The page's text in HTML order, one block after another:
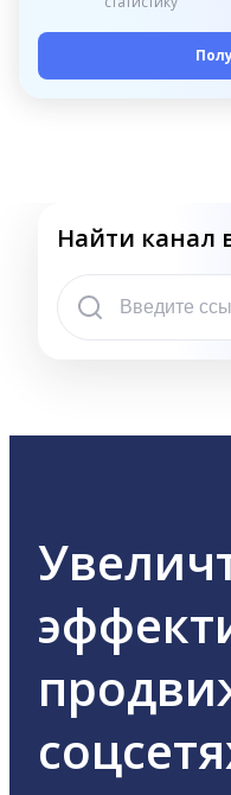
Найти канал